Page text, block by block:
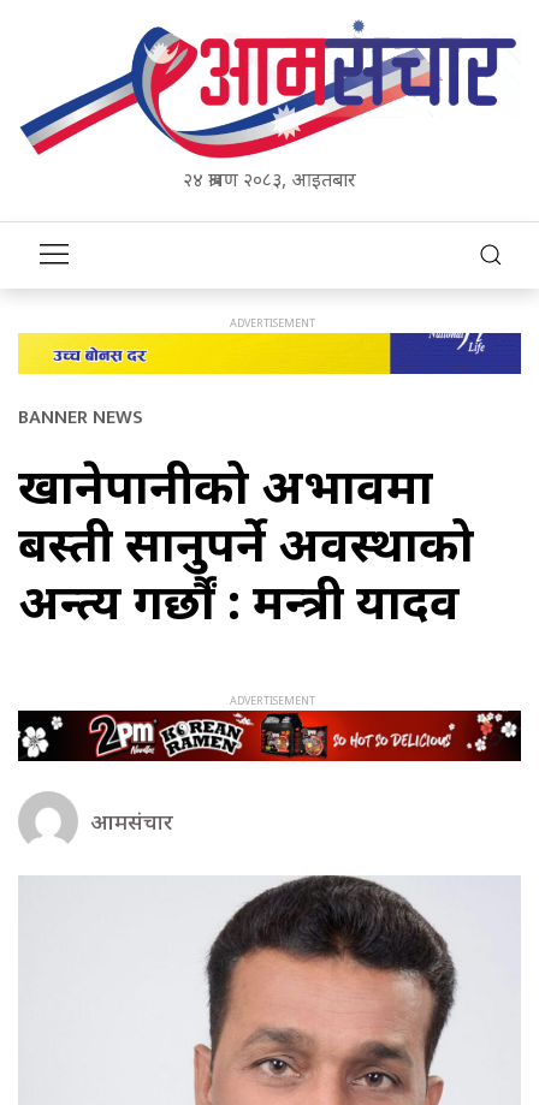
२४ श्रावण २०८३, आइतबार
BANNER NEWS
खानेपानीको अभावमा
बस्ती सार्नुपर्ने अवस्थाको
अन्त्य गर्छौं : मन्त्री यादव
आमसंचार